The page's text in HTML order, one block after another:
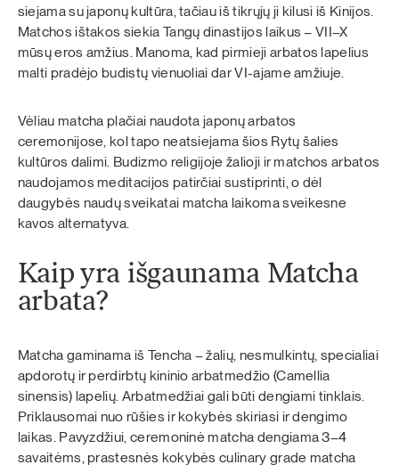
siejama su japonų kultūra, tačiau iš tikrųjų ji kilusi iš Kinijos.
Matchos ištakos siekia Tangų dinastijos laikus – VII–X
mūsų eros amžius. Manoma, kad pirmieji arbatos lapelius
malti pradėjo budistų vienuoliai dar VI-ajame amžiuje.
Vėliau matcha plačiai naudota japonų arbatos
ceremonijose, kol tapo neatsiejama šios Rytų šalies
kultūros dalimi. Budizmo religijoje žalioji ir matchos arbatos
naudojamos meditacijos patirčiai sustiprinti, o dėl
daugybės naudų sveikatai matcha laikoma sveikesne
kavos alternatyva.
Kaip yra išgaunama Matcha
arbata?
Matcha gaminama iš Tencha – žalių, nesmulkintų, specialiai
apdorotų ir perdirbtų kininio arbatmedžio (Camellia
sinensis) lapelių. Arbatmedžiai gali būti dengiami tinklais.
Priklausomai nuo rūšies ir kokybės skiriasi ir dengimo
laikas. Pavyzdžiui, ceremoninė matcha dengiama 3–4
savaitėms, prastesnės kokybės culinary grade matcha